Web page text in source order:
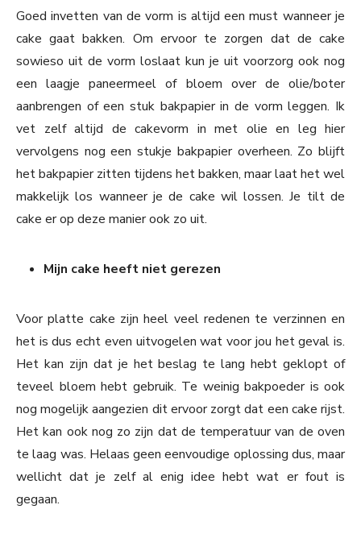
Goed invetten van de vorm is altijd een must wanneer je
cake gaat bakken. Om ervoor te zorgen dat de cake
sowieso uit de vorm loslaat kun je uit voorzorg ook nog
een laagje paneermeel of bloem over de olie/boter
aanbrengen of een stuk bakpapier in de vorm leggen. Ik
vet zelf altijd de cakevorm in met olie en leg hier
vervolgens nog een stukje bakpapier overheen. Zo blijft
het bakpapier zitten tijdens het bakken, maar laat het wel
makkelijk los wanneer je de cake wil lossen. Je tilt de
cake er op deze manier ook zo uit.
Mijn cake heeft niet gerezen
Voor platte cake zijn heel veel redenen te verzinnen en
het is dus echt even uitvogelen wat voor jou het geval is.
Het kan zijn dat je het beslag te lang hebt geklopt of
teveel bloem hebt gebruik. Te weinig bakpoeder is ook
nog mogelijk aangezien dit ervoor zorgt dat een cake rijst.
Het kan ook nog zo zijn dat de temperatuur van de oven
te laag was. Helaas geen eenvoudige oplossing dus, maar
wellicht dat je zelf al enig idee hebt wat er fout is
gegaan.